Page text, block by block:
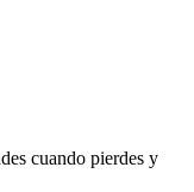
cuando pierdes y